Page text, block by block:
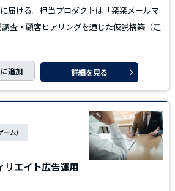
届ける。担当プロダクトは「楽楽メールマ
査・顧客ヒアリングを通じた仮説構築（定
追加 詳細を見る
ム）
リエイト広告運用